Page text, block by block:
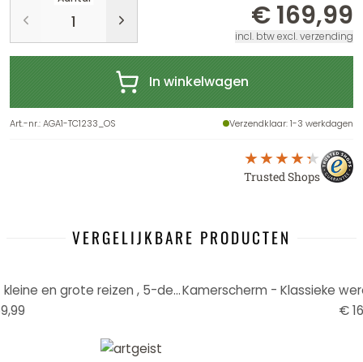
€ 169,99
incl. btw excl. verzending
In winkelwagen
Art.-nr.:AGA1-TC1233_OS Verzendklaar: 1-3 werkdagen
Trusted Shops
VERGELIJKBARE PRODUCTEN
Kamerscherm - Wereldkaart - kleine en grote reizen , 5-delig - 225x172 cmKamerscherm - Klassieke
€